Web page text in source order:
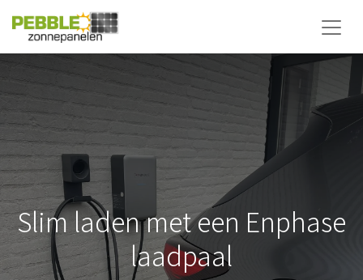
Slim laden met een Enphase
laadpaal